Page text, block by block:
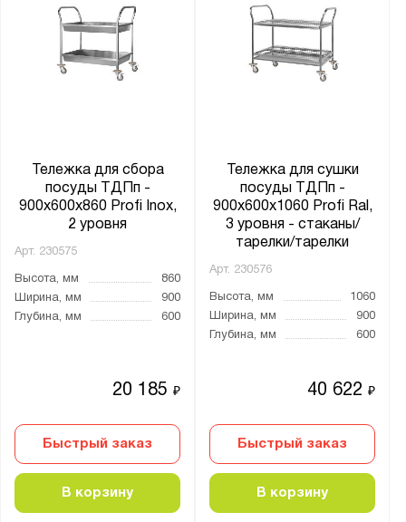
Тележка для сбора
посуды ТДПп -
900x600x860 Profi Inox,
2 уровня
Арт. 230575
Высота, мм
860
Ширина, мм
900
Глубина, мм
600
20 185₽
Быстрый заказ
В корзину
Тележка для сушки
посуды ТДПп -
900x600x1060 Profi Ral,
3 уровня - стаканы/
тарелки/тарелки
Арт. 230576
Высота, мм
1060
Ширина, мм
900
Глубина, мм
600
40 622₽
Быстрый заказ
В корзину